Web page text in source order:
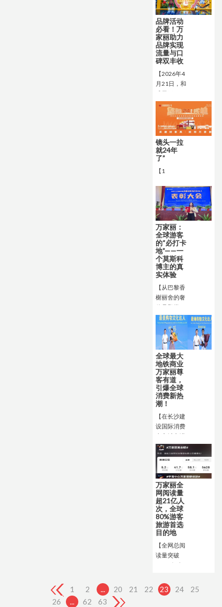
品牌活动
必看！万
家丽助力
品牌实现
流量与口
碑双丰收
【2026年4
月21日，和
成天下520
狂欢节·爱
你一万年主
题馆在万家
丽西广场浪
漫启幕，携
手大话西游
经典IP打造
沉浸式体验
将持续开放
至5月20
日，为长沙
带来为期一
个多月的全
民狂欢。这
场高规格、
长周期、强
互动的品牌
不仅引爆全
城打卡热
展现出万家
丽西广场作
为城市顶级
商业活动场
地的核心价
值，是品牌
推广、IP联
展、异业合
作的最优选
镜头一拉
就24年
了”
【1
万家丽：
全球游客
的“必打卡
地”——一
个莫斯科
博主的真
实体验
【从巴黎香
榭丽舍的奢
侈品殿堂，
到纽约曼哈
顿的潮流集
合地，再到
莫斯科红场
周边的百年
商圈，却在
中国长沙的
万家丽找到
了真正的惊
喜。
全球最大
地铁商业
万家丽尊
客有道，
引爆全球
消费新热
潮！
【在长沙建
设国际消费
中心城市进
程中，万家
丽始终勇立
潮头，首
创“大而
专、专而
全、全而
精”的第四
代新型商业
模式
万家丽全
网阅读量
超21亿人
次，全球
80%游客
旅游首选
目的地
【全网总阅
读量突破
21.15亿人
每个中国人
平均阅读了
1 2 20 21 22 23 24
25
26
62 63